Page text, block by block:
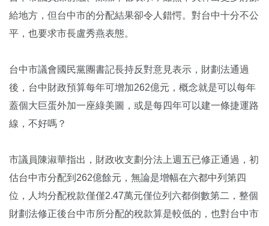
給地方，但台中市的分配結果卻令人錯愕。對台中十分不公
平，也要求市長盧秀燕表態。
台中市議會國民黨團書記長持反對意見表示，財劃法通過
後，台中財政預算每年可增加262億元，概念就是可以每年
蓋個大巨蛋外加一座綠美圖，或是每四年可以建一條捷運路
線，不好嗎？
市議員陳淑華指出，財政收支劃分法上週五已修正通過，初
估台中市分配到262億餘元，無論是增幅在六都中列第四
位，人均分配稅款僅僅2.47萬元僅位列六都倒數第二，整個
財劃法修正後台中市所分配的稅款算是較低的，也對台中市